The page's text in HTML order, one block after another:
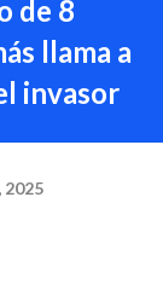
de 8
llama a
invasor
2025